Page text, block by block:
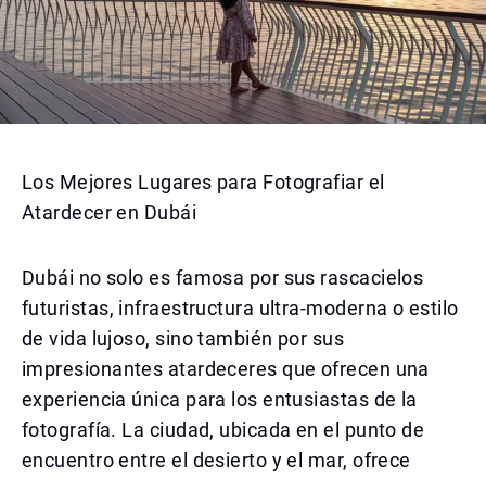
Los Mejores Lugares para Fotografiar el
Atardecer en Dubái
Dubái no solo es famosa por sus rascacielos
futuristas, infraestructura ultra-moderna o estilo
de vida lujoso, sino también por sus
impresionantes atardeceres que ofrecen una
experiencia única para los entusiastas de la
fotografía. La ciudad, ubicada en el punto de
encuentro entre el desierto y el mar, ofrece